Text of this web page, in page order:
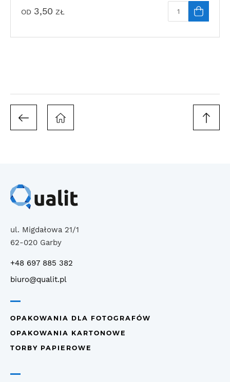
OD 3,50 ZŁ
ul. Migdałowa 21/1
62-020 Garby
+48 697 885 382
biuro@qualit.pl
OPAKOWANIA DLA FOTOGRAFÓW
OPAKOWANIA KARTONOWE
TORBY PAPIEROWE